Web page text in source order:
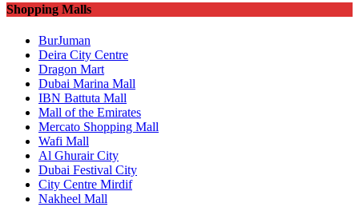
Shopping Malls
BurJuman
Deira City Centre
Dragon Mart
Dubai Marina Mall
IBN Battuta Mall
Mall of the Emirates
Mercato Shopping Mall
Wafi Mall
Al Ghurair City
Dubai Festival City
City Centre Mirdif
Nakheel Mall